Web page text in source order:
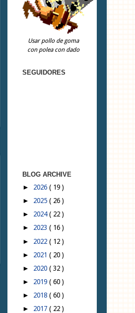
Usar pollo de goma
con polea con dado
SEGUIDORES
BLOG ARCHIVE
► 2026 ( 19 )
► 2025 ( 26 )
► 2024( 22 )
► 2023 ( 16 )
► 2022 ( 12 )
► 2021 ( 20 )
► 2020 ( 32 )
► 2019 ( 60 )
► 2018 ( 60 )
► 2017 ( 22 )